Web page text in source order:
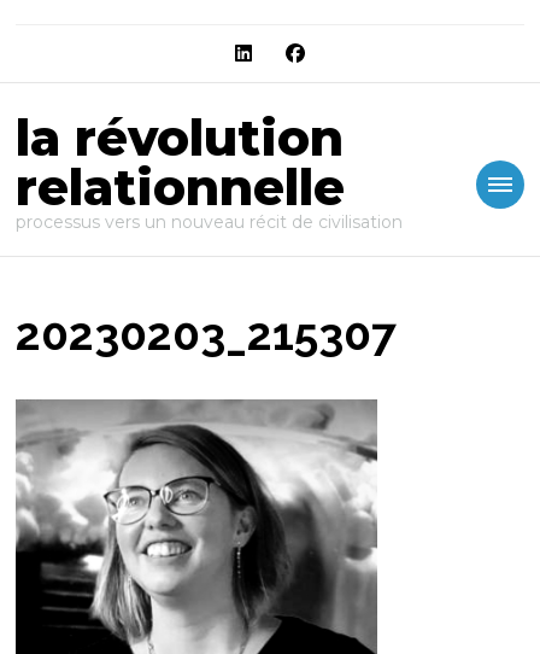
la révolution
relationnelle
processus vers un nouveau récit de civilisation
20230203_215307